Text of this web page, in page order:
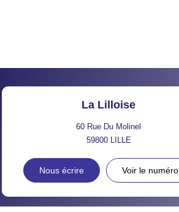
La Lilloise
60 Rue Du Molinel
59800 LILLE
Nous écrire Voir le numéro